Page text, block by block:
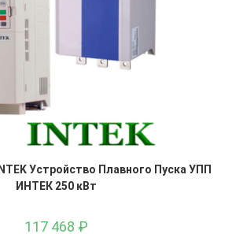
Устройство Плавного Пуска УПП
ИНТЕК 250 кВт
117 468 ₽